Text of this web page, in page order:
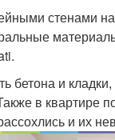
стенами
бетона и
в квартире
и их